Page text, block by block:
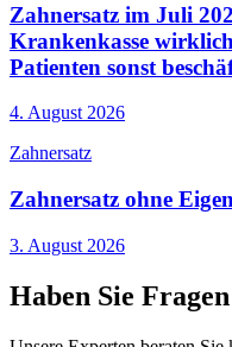
Zahnersatz im Juli
Krankenkasse
Patienten sonst
4. August 2026
Zahnersatz
Zahnersatz ohne
3. August 2026
Haben Sie